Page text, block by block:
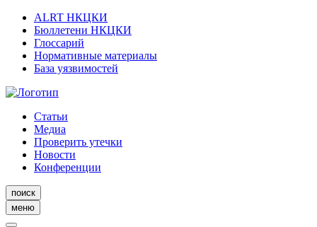
ALRT НКЦКИ
Бюллетени НКЦКИ
Глоссарий
Нормативные материалы
База уязвимостей
Статьи
Медиа
Проверить утечки
Новости
Конференции
поиск
меню